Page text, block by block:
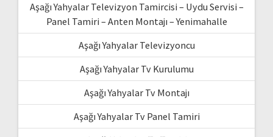
Aşağı Yahyalar Televizyon Tamircisi – Uydu Servisi –
Panel Tamiri – Anten Montajı – Yenimahalle
Aşağı Yahyalar Televizyoncu
Aşağı Yahyalar Tv Kurulumu
Aşağı Yahyalar Tv Montajı
Aşağı Yahyalar Tv Panel Tamiri